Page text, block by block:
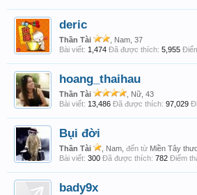
deric
Thần Tài
, Nam, 37
Bài viết: 1,474 Đã được thích: 5,955
hoang_thaihau
Thần Tài
, Nữ, 43
Bài viết: 13,486 Đã được thích: 97,029
Bụi đời
Thần Tài , Nam, đến từ Miền Tây
Bài viết: 300 Đã được thích: 782 Điểm
bady9x